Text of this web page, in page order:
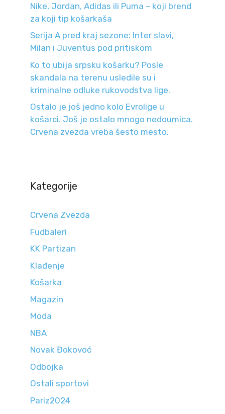
Nike, Jordan, Adidas ili Puma – koji brend
za koji tip košarkaša
Serija A pred kraj sezone: Inter slavi,
Milan i Juventus pod pritiskom
Ko to ubija srpsku košarku? Posle
skandala na terenu usledile su i
kriminalne odluke rukovodstva lige.
Ostalo je još jedno kolo Evrolige u
košarci. Još je ostalo mnogo nedoumica.
Crvena zvezda vreba šesto mesto.
Kategorije
Crvena Zvezda
Fudbaleri
KK Partizan
Klađenje
Košarka
Magazin
Moda
NBA
Novak Đokovoć
Odbojka
Ostali sportovi
Pariz2024